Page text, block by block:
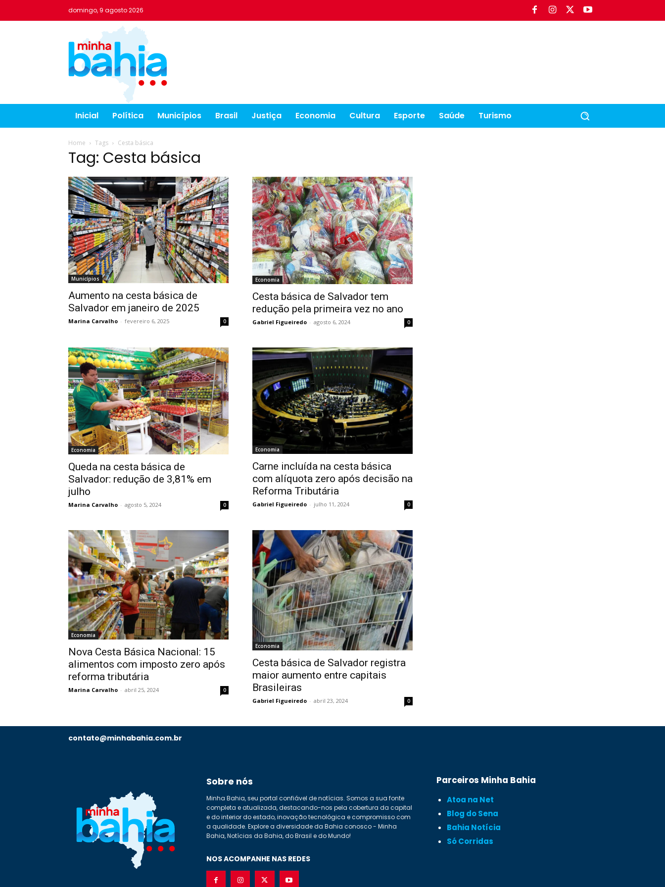
domingo, 9 agosto 2026
Inicial Política Municípios Brasil Justiça Economia Cultura Esporte Saúde Turismo
Home Tags Cesta básica
Tag: Cesta básica
Municípios
Aumento na cesta básica de
Salvador em janeiro de 2025
Marina Carvalho - fevereiro 6, 2025 0
Economia
Cesta básica de Salvador tem
redução pela primeira vez no ano
Gabriel Figueiredo - agosto 6, 2024 0
Economia
Queda na cesta básica de
Salvador: redução de 3,81% em
julho
Marina Carvalho - agosto 5, 2024 0
Economia
Carne incluída na cesta básica
com alíquota zero após decisão na
Reforma Tributária
Gabriel Figueiredo - julho 11, 2024 0
Economia
Nova Cesta Básica Nacional: 15
alimentos com imposto zero após
reforma tributária
Marina Carvalho - abril 25, 2024 0
Economia
Cesta básica de Salvador registra
maior aumento entre capitais
Brasileiras
Gabriel Figueiredo - abril 23, 2024 0
contato@minhabahia.com.br
Sobre nós
Minha Bahia, seu portal confiável de notícias. Somos a sua fonte
completa e atualizada, destacando-nos pela cobertura da capital
e do interior do estado, inovação tecnológica e compromisso com
a qualidade. Explore a diversidade da Bahia conosco - Minha
Bahia, Notícias da Bahia, do Brasil e do Mundo!
NOS ACOMPANHE NAS REDES
Parceiros Minha Bahia
Atoa na Net
Blog do Sena
Bahia Notícia
Só Corridas